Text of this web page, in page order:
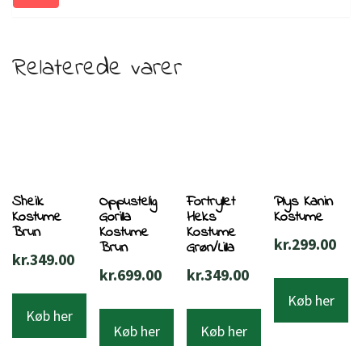
Relaterede varer
Sheik
Kostume
Brun
kr.349.00
Køb her
Oppustelig
Gorilla
Kostume
Brun
kr.699.00
Køb her
Fortryllet
Heks
Kostume
Grøn/Lilla
kr.349.00
Køb her
Plys Kanin
Kostume
kr.299.00
Køb her